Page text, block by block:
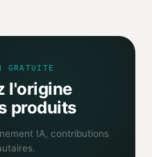
trouvées.
GRATUITE
l'origine
produits
IA, contributions